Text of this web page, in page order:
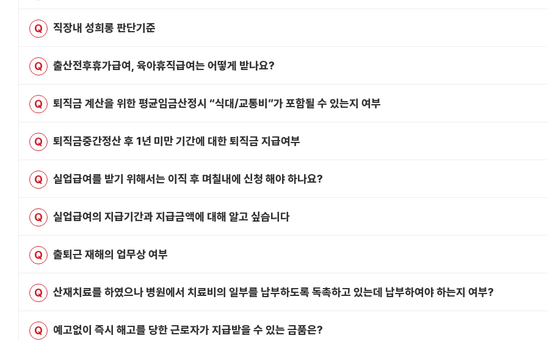
Q 직장내 성희롱 판단기준
Q 출산전후휴가급여, 육아휴직급여는 어떻게 받나요?
Q 퇴직금 계산을 위한 평균임금산정시 “식대/교통비”가 포함될 수 있는지 여부
Q 퇴직금중간정산 후 1년 미만 기간에 대한 퇴직금 지급여부
Q 실업급여를 받기 위해서는 이직 후 며칠내에 신청 해야 하나요?
Q 실업급여의 지급기간과 지급금액에 대해 알고 싶습니다
Q 출퇴근 재해의 업무상 여부
Q 산재치료를 하였으나 병원에서 치료비의 일부를 납부하도록 독촉하고 있는데 납부하여야 하는지 여부?
Q 예고없이 즉시 해고를 당한 근로자가 지급받을 수 있는 금품은?